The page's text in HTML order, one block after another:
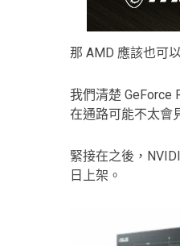
那 AMD 應該也可
我們清楚 GeForce
在通路可能不太會
緊接在之後，
日上架。